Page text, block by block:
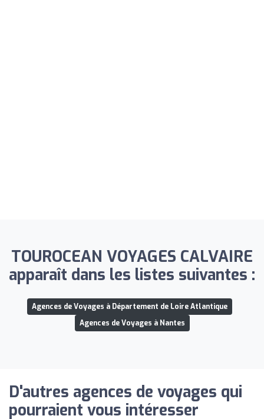
TOUROCEAN VOYAGES CALVAIRE
apparaît dans les listes suivantes :
Agences de Voyages à Département de Loire Atlantique
Agences de Voyages à Nantes
D'autres agences de voyages qui
pourraient vous intéresser